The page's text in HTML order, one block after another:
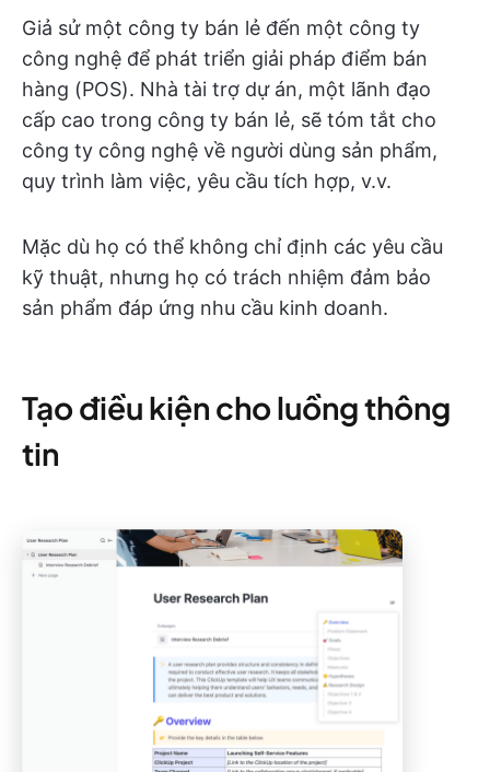
Giả sử một công ty bán lẻ đến một công ty
công nghệ để phát triển giải pháp điểm bán
hàng (POS). Nhà tài trợ dự án, một lãnh đạo
cấp cao trong công ty bán lẻ, sẽ tóm tắt cho
công ty công nghệ về người dùng sản phẩm,
quy trình làm việc, yêu cầu tích hợp, v.v.
Mặc dù họ có thể không chỉ định các yêu cầu
kỹ thuật, nhưng họ có trách nhiệm đảm bảo
sản phẩm đáp ứng nhu cầu kinh doanh.
Tạo điều kiện cho luồng thông
tin